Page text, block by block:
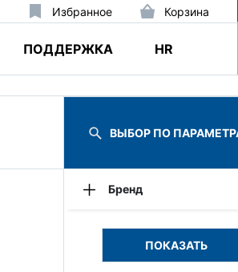
Избранное Корзина
ПОДДЕРЖКА HR
ВЫБОР ПО
Бренд